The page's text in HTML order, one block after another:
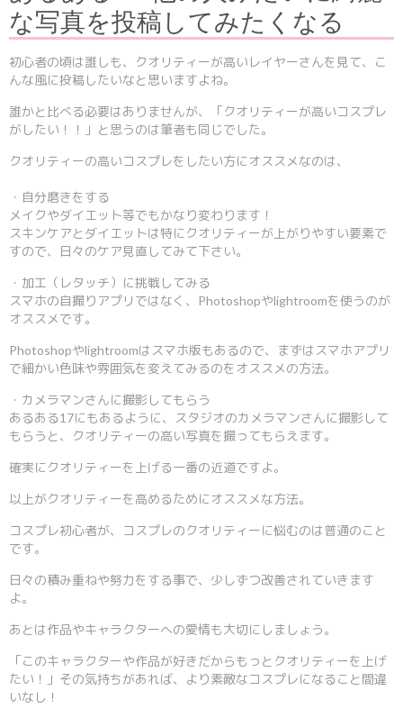
な写真を投稿してみたくなる
初心者の頃は誰しも、クオリティーが高いレイヤーさんを見て、こ
んな風に投稿したいなと思いますよね。
誰かと比べる必要はありませんが、「クオリティーが高いコスプレ
がしたい！！」と思うのは筆者も同じでした。
クオリティーの高いコスプレをしたい方にオススメなのは、
・自分磨きをする
メイクやダイエット等でもかなり変わります！
スキンケアとダイエットは特にクオリティーが上がりやすい要素で
すので、日々のケア見直してみて下さい。
・加工（レタッチ）に挑戦してみる
スマホの自撮りアプリではなく、Photoshopやlightroomを使うのが
オススメです。
Photoshopやlightroomはスマホ版もあるので、まずはスマホアプリ
で細かい色味や雰囲気を変えてみるのをオススメの方法。
・カメラマンさんに撮影してもらう
あるある17にもあるように、スタジオのカメラマンさんに撮影して
もらうと、クオリティーの高い写真を撮ってもらえます。
確実にクオリティーを上げる一番の近道ですよ。
以上がクオリティーを高めるためにオススメな方法。
コスプレ初心者が、コスプレのクオリティーに悩むのは普通のこと
です。
日々の積み重ねや努力をする事で、少しずつ改善されていきます
よ。
あとは作品やキャラクターへの愛情も大切にしましょう。
「このキャラクターや作品が好きだからもっとクオリティーを上げ
たい！」その気持ちがあれば、より素敵なコスプレになること間違
いなし！